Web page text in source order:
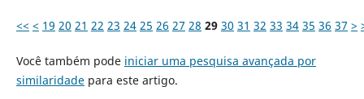
<< < 19 20 21 22 23 24 25 26 27 28 29 30 31 32 33 34 35 36 37 >
Você também pode iniciar uma pesquisa avançada por
similaridadepara este artigo.